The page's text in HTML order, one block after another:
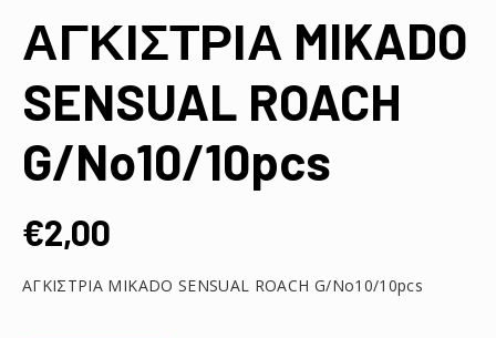
ΑΓΚΙΣΤΡΙΑ MIKADO
SENSUAL ROACH
G/No10/10pcs
€2,00
ΑΓΚΙΣΤΡΙΑ MIKADO SENSUAL ROACH G/No10/10pcs